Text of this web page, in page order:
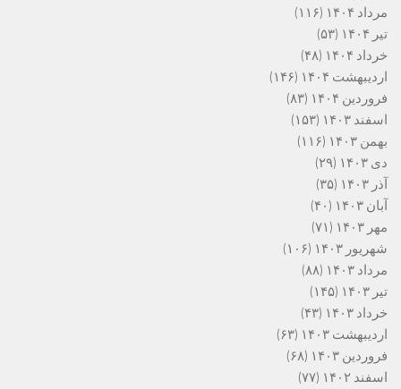
مرداد ۱۴۰۴
(۱۱۶)
تیر ۱۴۰۴
(۵۳)
خرداد ۱۴۰۴
(۴۸)
اردیبهشت ۱۴۰۴
(۱۴۶)
فروردین ۱۴۰۴
(۸۳)
اسفند ۱۴۰۳
(۱۵۳)
بهمن ۱۴۰۳
(۱۱۶)
دی ۱۴۰۳
(۲۹)
آذر ۱۴۰۳
(۳۵)
آبان ۱۴۰۳
(۴۰)
مهر ۱۴۰۳
(۷۱)
شهریور ۱۴۰۳
(۱۰۶)
مرداد ۱۴۰۳
(۸۸)
تیر ۱۴۰۳
(۱۴۵)
خرداد ۱۴۰۳
(۴۳)
اردیبهشت ۱۴۰۳
(۶۳)
فروردین ۱۴۰۳
(۶۸)
اسفند ۱۴۰۲
(۷۷)